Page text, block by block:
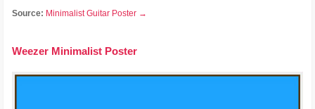
Source: Minimalist Guitar Poster →
Weezer Minimalist Poster